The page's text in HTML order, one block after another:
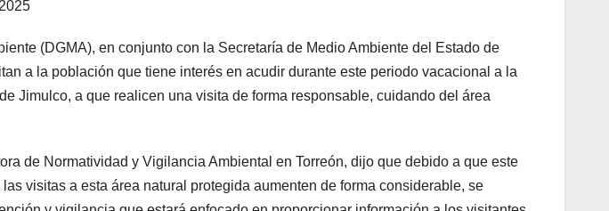
(DGMA), en conjunto con la Secretaría de Medio Ambiente del Estado de
a la población que tiene interés en acudir durante este periodo vacacional a la
Jimulco, a que realicen una visita de forma responsable, cuidando del área
de Normatividad y Vigilancia Ambiental en Torreón, dijo que debido a que este
visitas a esta área natural protegida aumenten de forma considerable, se